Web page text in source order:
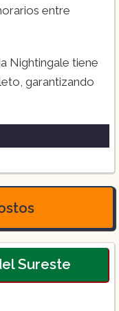
entre
Nightingale tiene
garantizando
Sureste